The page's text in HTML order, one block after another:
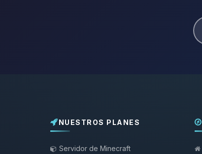
NUESTROS PLANES
Servidor de Minecraft